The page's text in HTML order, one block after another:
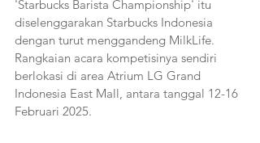
'Starbucks Barista Championship' itu
diselenggarakan Starbucks Indonesia
dengan turut menggandeng MilkLife.
Rangkaian acara kompetisinya sendiri
berlokasi di area Atrium LG Grand
Indonesia East Mall, antara tanggal 12-16
Februari 2025.